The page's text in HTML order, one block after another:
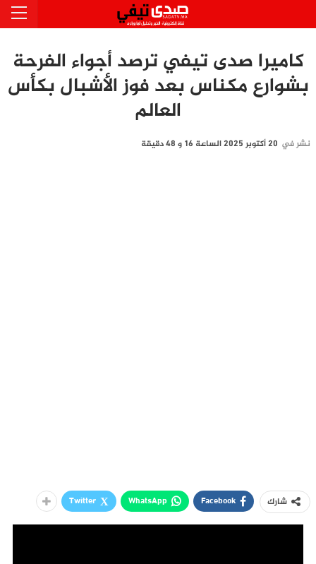
كاميرا صدى تيفي ترصد أجواء الفرحة
بشوارع مكناس بعد فوز الأشبال بكأس
العالم
نشر في 20 أكتوبر 2025 الساعة 16 و 48 دقيقة
شارك Facebook
WhatsApp
Twitter